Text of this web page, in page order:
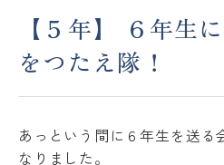
アクセスACCESS
【５年】 ６年生
をつたえ隊！
あっという間に６年生を送る
なりました。